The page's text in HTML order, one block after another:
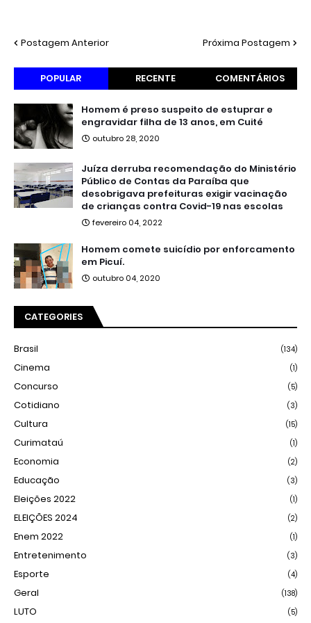
Postagem Anterior Próxima Postagem
POPULAR RECENTE COMENTÁRIOS
Homem é preso suspeito de estuprar e
engravidar filha de 13 anos, em Cuité
outubro 28, 2020
Juíza derruba recomendação do Ministério
Público de Contas da Paraíba que
desobrigava prefeituras exigir vacinação
de crianças contra Covid-19 nas escolas
fevereiro 04, 2022
Homem comete suicídio por enforcamento
em Picuí.
outubro 04, 2020
CATEGORIES
Brasil (134)
Cinema (1)
Concurso (5)
Cotidiano (3)
Cultura (15)
Curimataú (1)
Economia (2)
Educação (3)
Eleições 2022 (1)
ELEIÇÕES 2024 (2)
Enem 2022 (1)
Entretenimento (3)
Esporte (4)
Geral (138)
LUTO (5)